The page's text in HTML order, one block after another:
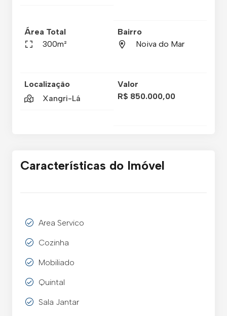
Área Total
300m²
Bairro
Noiva do Mar
Localização
Xangri-Lá
Valor
R$ 850.000,00
Características do Imóvel
Area Servico
Cozinha
Mobiliado
Quintal
Sala Jantar